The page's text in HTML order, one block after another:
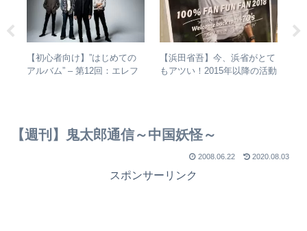
【初心者向け】”はじめての
アルバム” – 第12回：エレフ
【浜田省吾】今、浜省がとて
もアツい！2015年以降の活動
【週刊】鬼太郎通信～中国妖怪～
2008.06.22 2020.08.03
スポンサーリンク